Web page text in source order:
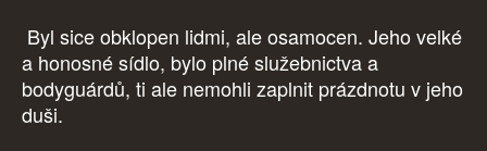
Byl sice obklopen lidmi, ale osamocen. Jeho velké
a honosné sídlo, bylo plné služebnictva a
bodyguárdů, ti ale nemohli zaplnit prázdnotu v jeho
duši.